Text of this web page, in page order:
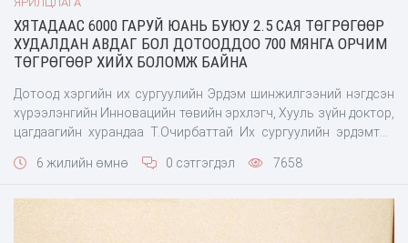
ХЯТАДААС 6000 ГАРУЙ ЮАНЬ БУЮУ 2.5 САЯ ТӨГРӨГӨӨР
ХУДАЛДАН АВДАГ БОЛ ДОТООДДОО 700 МЯНГА ОРЧИМ
ТӨГРӨГӨӨР ХИЙХ БОЛОМЖ БАЙНА
Дотоод хэргийн их сургуулийн Эрдэм шинжилгээний нэгдсэн
хүрээлэнгийн Инновацийн төвийн эрхлэгч, Хууль зүйн доктор,
цагдаагийн хурандаа Т.Очирбаттай Их сургуулийн эрдэмтэн
ач холбогдол бүхий инновацийн бүтээл хийж туршиж байгаа
6 жилийн өмнө 0 сэтгэгдэл 7658